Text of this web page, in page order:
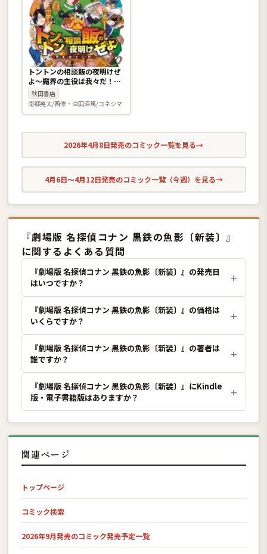
トントンの相談飯の夜明けぜ
よ〜魔界の主役は我々だ！特
別編〜
秋田書店
南郷晃太/西修・津田沼篤/コネシマ
2026年4月8日発売のコミック一覧を見る→
4月6日〜4月12日発売のコミック一覧（今週）を見る→
『劇場版 名探偵コナン 黒鉄の魚影〔新装〕』
に関するよくある質問
『劇場版 名探偵コナン 黒鉄の魚影〔新装〕』の発売日
はいつですか？
『劇場版 名探偵コナン 黒鉄の魚影〔新装〕』の価格は
いくらですか？
『劇場版 名探偵コナン 黒鉄の魚影〔新装〕』の著者は
誰ですか？
『劇場版 名探偵コナン 黒鉄の魚影〔新装〕』にKindle
版・電子書籍版はありますか？
関連ページ
トップページ
コミック検索
2026年9月発売のコミック発売予定一覧